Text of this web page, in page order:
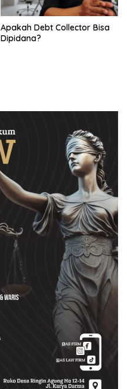
Apakah Debt Collector Bisa
Dipidana?